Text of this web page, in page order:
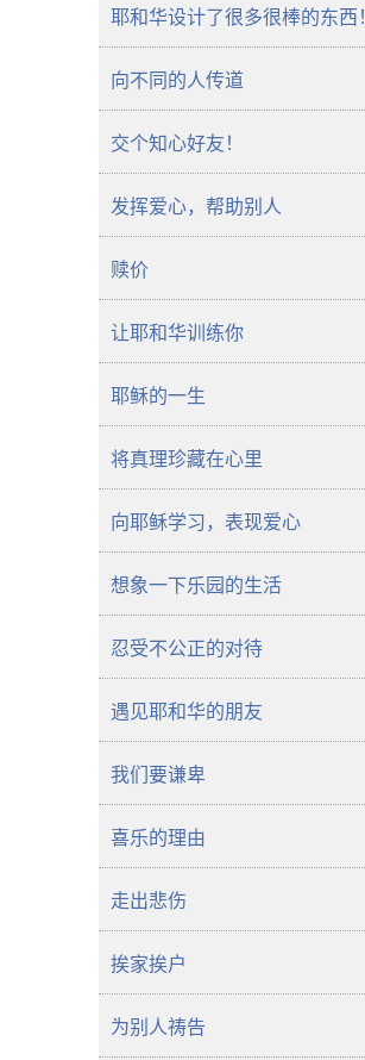
耶和华设计了很多很棒的东西！
向不同的人传道
交个知心好友！
发挥爱心，帮助别人
赎价
让耶和华训练你
耶稣的一生
将真理珍藏在心里
向耶稣学习，表现爱心
想象一下乐园的生活
忍受不公正的对待
遇见耶和华的朋友
我们要谦卑
喜乐的理由
走出悲伤
挨家挨户
为别人祷告